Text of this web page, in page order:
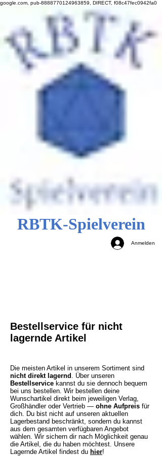
google.com, pub-8888770124963859, DIRECT, f08c47fec0942fa0
RBTK-Spielverein
Anmelden
Bestellservice für nicht
lagernde Artikel
Die meisten Artikel in unserem Sortiment sind
nicht direkt lagernd
. Über unseren
Bestellservice kannst du sie dennoch bequem
bei uns bestellen. Wir bestellen deine
Wunschartikel direkt beim jeweiligen Verlag,
Großhändler oder Vertrieb — ohne Aufpreis für
dich. Du bist nicht auf unseren aktuellen
Lagerbestand beschränkt, sondern du kannst
aus dem gesamten verfügbaren Angebot
wählen. Wir sichern dir nach Möglichkeit genau
die Artikel, die du haben möchtest. Unsere
Lagernde Artikel findest du hier!​